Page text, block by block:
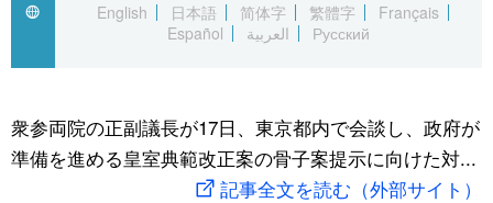
Русский
国際
文化
アーカイブ
Japan Data
動画/Live
スポーツ・東京2020
English
日本語 简体字 繁體字
Français
Español
العربية Русский
衆参両院の正副議長が17日、東京都内で会談し、政府が
準備を進める皇室典範改正案の骨子案提示に向けた対...
記事全文を読む（外部サイト）